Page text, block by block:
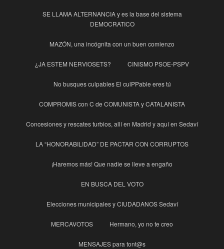
SE LLAMA ALTERNANCIA y es la base del sistema
DEMOCRATICO
MAZÓN, una incógnita con un buen comienzo
¿JA ESTEM NERVIOSETS? CINISMO PSOE-PSPV
No busques culpables El culPPable eres tú
COMPROMIS con C de COMUNISTA y CATALANISTA
Concesiones y rescates turbios, allí en Madrid y aquí en Sedaví
LA “HONORABILIDAD” DE PACTAR CON CORRUPTOS
¡Haremos más! Que nadie se lleve a engaño
EN BUSCA DEL VOTO
Elecciones municipales y CIUDADANOS Sedaví
MERCAVOTOS Hermano, yo no te creo
MENSAJES para tont@s